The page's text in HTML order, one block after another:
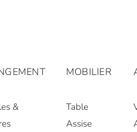
&
MOBILIER
Table
Assise